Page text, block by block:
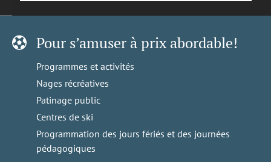
Pour s’amuser à prix abordable!
Programmes et activités
Nages récréatives
Patinage public
Centres de ski
Programmation des jours fériés et des journées
pédagogiques